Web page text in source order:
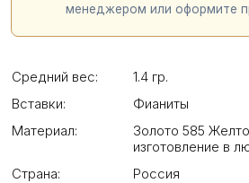
менеджером или оформите
Средний вес:
1.4 гр.
Вставки:
Фианиты
Материал:
Золото 585
изготовление в
Страна:
Россия